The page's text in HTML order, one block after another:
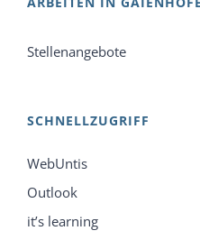
Stellenangebote
SCHNELLZUGRIFF
WebUntis
Outlook
it’s learning